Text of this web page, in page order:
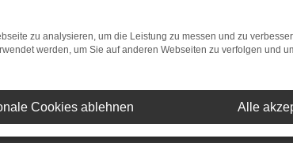
*
zu analysieren, um die Leistung zu messen und zu
werden, um Sie auf anderen Webseiten zu verfolgen und
Cookies ablehnen Alle